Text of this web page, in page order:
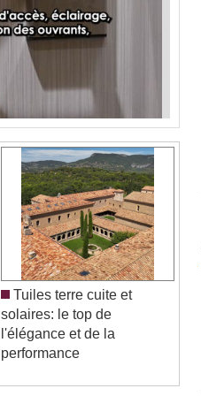
Tuiles terre cuite et
solaires: le top de
l'élégance et de la
performance